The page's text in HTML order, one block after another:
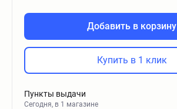
Добавить в корзину
Купить в 1 клик
Пункты выдачи
Сегодня, в 1 магазине